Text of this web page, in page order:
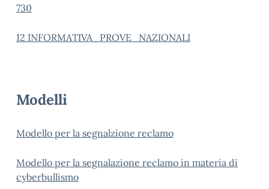
730
12 INFORMATIVA_PROVE_NAZIONALI
Modelli
Modello per la segnalzione reclamo
Modello per la segnalazione reclamo in materia di
cyberbullismo